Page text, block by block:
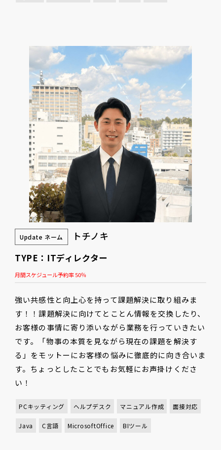
Update ネーム トチノキ
TYPE：ITディレクター
月間スケジュール予約率 50％
強い共感性と向上心を持って課題解決に取り組みま
す！！課題解決に向けてとことん情報を交換したり、
お客様の事情に寄り添いながら業務を行っていきたい
です。「物事の本質を見ながら現在の課題を解決す
る」をモットーにお客様の悩みに徹底的に向き合いま
す。ちょっとしたことでもお気軽にお声掛けくださ
い！
PCキッティング ヘルプデスク マニュアル作成 面接対応
Java C言語 MicrosoftOffice BIツール